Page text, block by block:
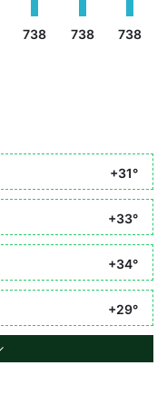
738 738 738
+31°
+33°
+34°
+29°